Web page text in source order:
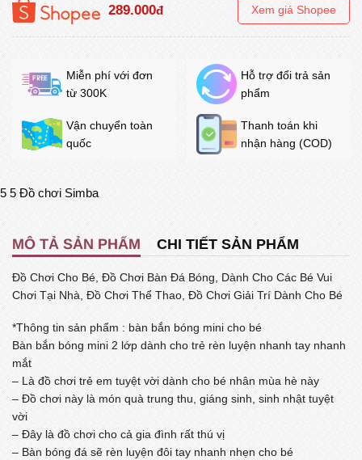
289.000đ Xem giá Shopee
Miễn phí với đơn
từ 300K
Hỗ trợ đổi trả sản
phẩm
Vận chuyển toàn
quốc
Thanh toán khi
nhận hàng (COD)
5 5 Đồ chơi Simba
MÔ TẢ SẢN PHẨM CHI TIẾT SẢN PHẨM
Đồ Chơi Cho Bé, Đồ Chơi Bàn Đá Bóng, Dành Cho Các Bé Vui
Chơi Tại Nhà, Đồ Chơi Thể Thao, Đồ Chơi Giải Trí Dành Cho Bé
*Thông tin sản phẩm : bàn bắn bóng mini cho bé
Bàn bắn bóng mini 2 lớp dành cho trẻ rèn luyện nhanh tay nhanh
mắt
– Là đồ chơi trẻ em tuyệt vời dành cho bé nhân mùa hè này
– Đồ chơi này là món quà trung thu, giáng sinh, sinh nhật tuyệt
vời
– Đây là đồ chơi cho cả gia đình rất thú vị
– Bàn bóng đá sẽ rèn luyện đôi tay nhanh nhẹn cho bé